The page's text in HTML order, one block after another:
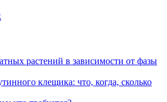
растений в зависимости от фазы
клещика: что, когда, сколько